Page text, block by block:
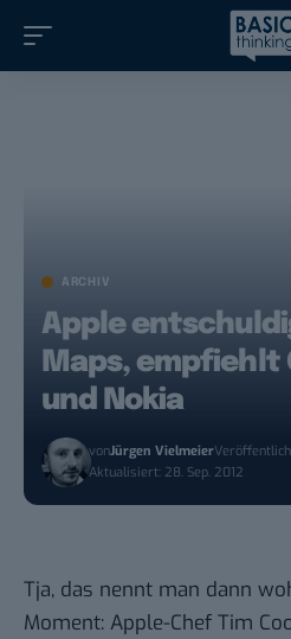
ARCHIV
Apple
Maps, empfiehlt
und Nokia
vonJürgen Vielmeier
Aktualisiert: 28. Sep. 2012
Tja, das nennt man dann
Moment: Apple-Chef Tim